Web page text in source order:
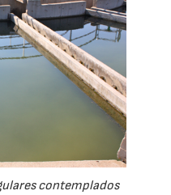
contemplados